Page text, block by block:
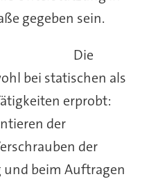
gegeben sein.
Die
bei statischen als
erprobt:
der
der
beim Auftragen